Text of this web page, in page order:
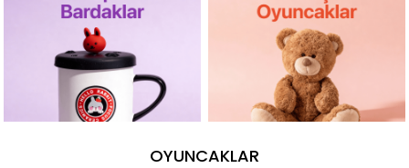
OYUNCAKLAR